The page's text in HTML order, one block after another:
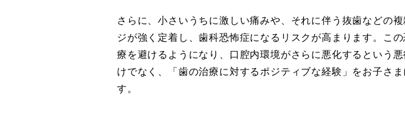
さらに、小さいうちに激しい痛みや、それに伴う抜歯などの複
ジが強く定着し、歯科恐怖症になるリスクが高まります。こ
療を避けるようになり、口腔内環境がさらに悪化するという
けでなく、「歯の治療に対するポジティブな経験」をお子さ
す。